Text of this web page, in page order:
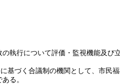
執行について評価・監視機能及
基づく合議制の機関として、市民
る。